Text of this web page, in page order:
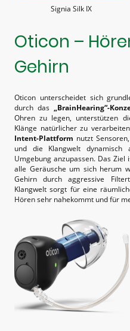
Signia Silk IX
Oticon –
Gehirn
Oticon unterscheidet sich
durch das „BrainHearing“-
Ohren zu legen, unterstützen
Klänge natürlicher zu
Intent-Plattform nutzt
und die Klangwelt dynamisch
Umgebung anzupassen. Das
alle Geräusche um sich herum
Gehirn durch aggressive
Klangwelt sorgt für eine
Hören sehr nahekommt und für